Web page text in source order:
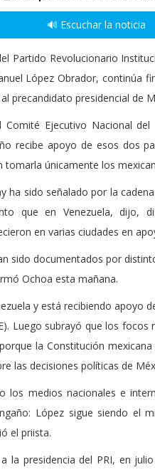
🔊 Escuchar la noticia
Partido Revolucionario
López Obrador, continúa
precandidato presidencial de
Comité Ejecutivo Nacional
recibe apoyo de esos dos
únicamente los
ha sido señalado por la
que en Venezuela, dijo,
en varias ciudades en
sido documentados por
Ochoa esta mañana.
y está recibiendo apoyo
Luego subrayó que los
la Constitución
las decisiones políticas de
los medios nacionales e
López sigue siendo el
el priista.
la presidencia del PRI, en